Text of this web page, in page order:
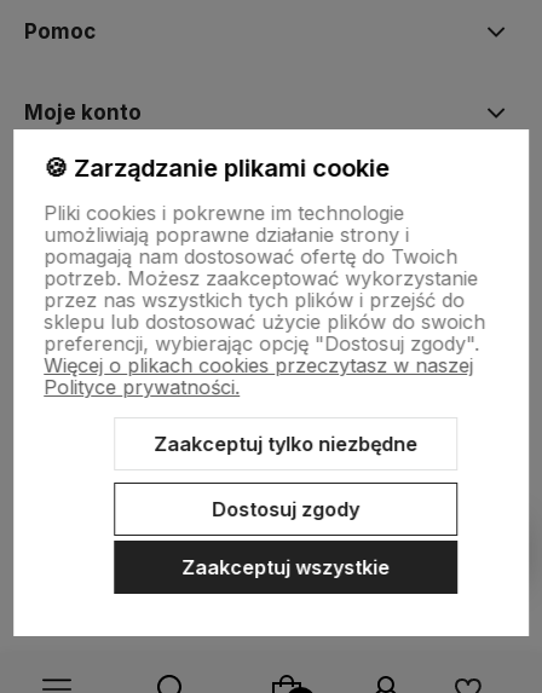
Pomoc
Moje konto
O nas
Sklep internetowy Shoper.pl Szablon Shoper Modern 3.0™
🍪 Zarządzanie plikami cookie
Pliki cookies i pokrewne im technologie
umożliwiają poprawne działanie strony i
pomagają nam dostosować ofertę do Twoich
potrzeb. Możesz zaakceptować wykorzystanie
przez nas wszystkich tych plików i przejść do
sklepu lub dostosować użycie plików do swoich
preferencji, wybierając opcję "Dostosuj zgody".
Więcej o plikach cookies przeczytasz w naszej
Polityce prywatności.
Zaakceptuj tylko niezbędne
Dostosuj zgody
Zaakceptuj wszystkie